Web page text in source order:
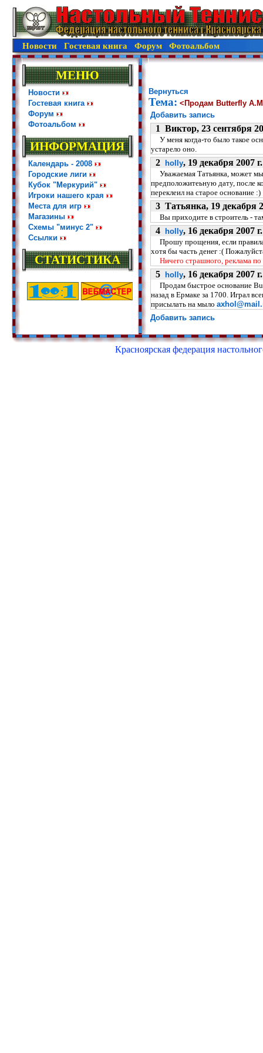
Новости Гостевая книга Форум Фотоальбом
МЕНЮ
Новости
Гостевая книга
Форум
Фотоальбом
ИНФОРМАЦИЯ
Календарь - 2008
Городские лиги
Кубок "Меркурий"
Игроки нашего края
Места для игр
Магазины
Схемы "минус 2"
Ссылки
СТАТИСТИКА
Вернуться
Тема: <Продам Butterfly
Добавить запись
1 Виктор, 23 сентября
У меня когда-то было такое
устарело оно.
2 holly, 19 декабря 2007
Уважаемая Татьянка, может
предположитеьную дату, после
переклеил на старое основание :)
3 Татьянка, 19 декабря
Вы приходите в строитель -
4 holly, 16 декабря 2007
Прошу прощения, если
хотя бы часть денег :(
Ничего страшного, реклама по
5 holly, 16 декабря 2007
Продам быстрое основание
назад в Ермаке за 1700. Играл
присылать на мыло
Добавить запись
Красноярская федерация